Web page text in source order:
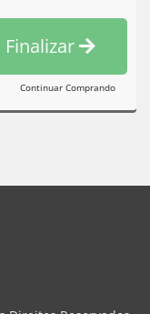
Finalizar
Continuar Comprando